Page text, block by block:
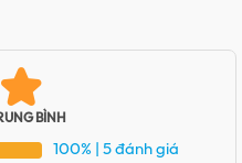
BÌNH
100% | 5 đánh giá